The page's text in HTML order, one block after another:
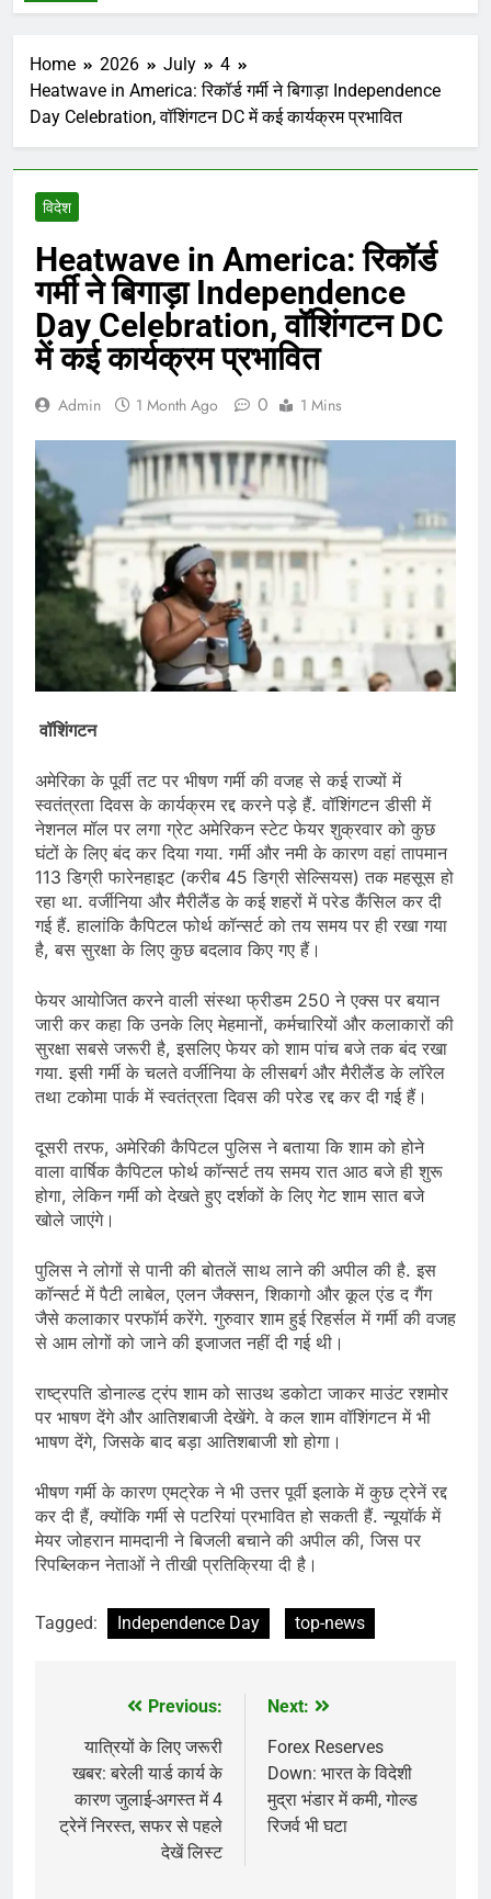
Home 2026 July
4
Heatwave in America: रिकॉर्ड गर्मी ने बिगाड़ा Independence
Day Celebration, वॉशिंगटन DC में कई कार्यक्रम प्रभावित
विदेश
Heatwave in America: रिकॉर्ड
गर्मी ने बिगाड़ा Independence
Day Celebration, वॉशिंगटन DC
में कई कार्यक्रम प्रभावित
Admin 1 Month Ago 0 1 Mins
वॉशिंगटन
अमेरिका के पूर्वी तट पर भीषण गर्मी की वजह से कई राज्यों में
स्वतंत्रता दिवस के कार्यक्रम रद्द करने पड़े हैं. वॉशिंगटन डीसी में
नेशनल मॉल पर लगा ग्रेट अमेरिकन स्टेट फेयर शुक्रवार को कुछ
घंटों के लिए बंद कर दिया गया. गर्मी और नमी के कारण वहां तापमान
113 डिग्री फारेनहाइट (करीब 45 डिग्री सेल्सियस) तक महसूस हो
रहा था. वर्जीनिया और मैरीलैंड के कई शहरों में परेड कैंसिल कर दी
गई हैं. हालांकि कैपिटल फोर्थ कॉन्सर्ट को तय समय पर ही रखा गया
है, बस सुरक्षा के लिए कुछ बदलाव किए गए हैं।
फेयर आयोजित करने वाली संस्था फ्रीडम 250 ने एक्स पर बयान
जारी कर कहा कि उनके लिए मेहमानों, कर्मचारियों और कलाकारों की
सुरक्षा सबसे जरूरी है, इसलिए फेयर को शाम पांच बजे तक बंद रखा
गया. इसी गर्मी के चलते वर्जीनिया के लीसबर्ग और मैरीलैंड के लॉरेल
तथा टकोमा पार्क में स्वतंत्रता दिवस की परेड रद्द कर दी गई हैं।
दूसरी तरफ, अमेरिकी कैपिटल पुलिस ने बताया कि शाम को होने
वाला वार्षिक कैपिटल फोर्थ कॉन्सर्ट तय समय रात आठ बजे ही शुरू
होगा, लेकिन गर्मी को देखते हुए दर्शकों के लिए गेट शाम सात बजे
खोले जाएंगे।
पुलिस ने लोगों से पानी की बोतलें साथ लाने की अपील की है. इस
कॉन्सर्ट में पैटी लाबेल, एलन जैक्सन, शिकागो और कूल एंड द गैंग
जैसे कलाकार परफॉर्म करेंगे. गुरुवार शाम हुई रिहर्सल में गर्मी की वजह
से आम लोगों को जाने की इजाजत नहीं दी गई थी।
राष्ट्रपति डोनाल्ड ट्रंप शाम को साउथ डकोटा जाकर माउंट रशमोर
पर भाषण देंगे और आतिशबाजी देखेंगे. वे कल शाम वॉशिंगटन में भी
भाषण देंगे, जिसके बाद बड़ा आतिशबाजी शो होगा।
भीषण गर्मी के कारण एमट्रेक ने भी उत्तर पूर्वी इलाके में कुछ ट्रेनें रद्द
कर दी हैं, क्योंकि गर्मी से पटरियां प्रभावित हो सकती हैं. न्यूयॉर्क में
मेयर जोहरान मामदानी ने बिजली बचाने की अपील की, जिस पर
रिपब्लिकन नेताओं ने तीखी प्रतिक्रिया दी है।
Tagged: Independence Day top-news
navigation
Previous:
यात्रियों के लिए जरूरी
खबर: बरेली यार्ड कार्य के
कारण जुलाई-अगस्त में 4
ट्रेनें निरस्त, सफर से पहले
देखें लिस्ट
Next:
Forex Reserves
Down: भारत के विदेशी
मुद्रा भंडार में कमी, गोल्ड
रिजर्व भी घटा